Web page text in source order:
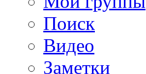
Поиск
Видео
Заметки